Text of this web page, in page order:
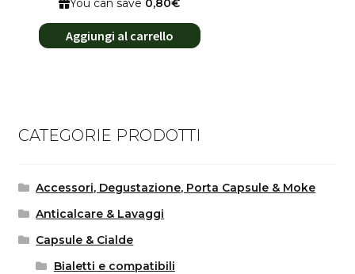
You can save 0,80€
Aggiungi al carrello
CATEGORIE PRODOTTI
Accessori, Degustazione, Porta Capsule & Moke
Anticalcare & Lavaggi
Capsule & Cialde
Bialetti e compatibili